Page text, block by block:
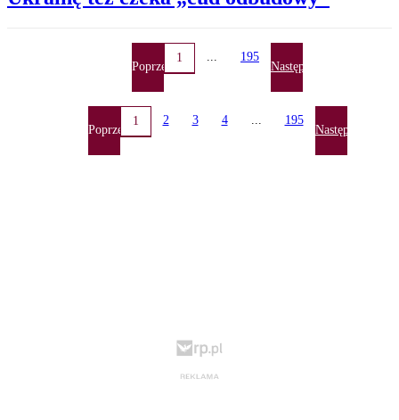
Poprzednia
1 195
Następna
Poprzednia
1 2 3 4 195
Następna